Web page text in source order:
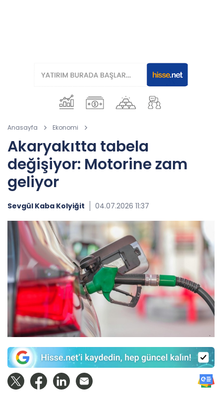
Anasayfa Ekonomi
Akaryakıtta tabela
değişiyor: Motorine zam
geliyor
Sevgül Kaba Kolyiğit 04.07.2026 11:37